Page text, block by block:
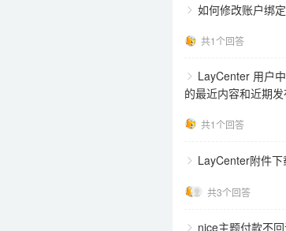
如何修改账户绑
共1个回答
LayCenter 用户
的最近内容和近期
共1个回答
LayCenter附件下
共3个回答
nice主题付款不